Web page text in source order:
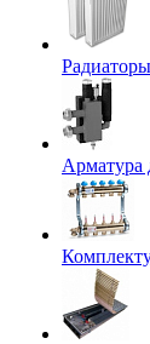
Арматура